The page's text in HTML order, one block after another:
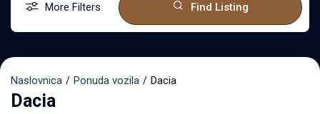
More Filters Find Listing
Naslovnica Ponuda vozila Dacia
Dacia